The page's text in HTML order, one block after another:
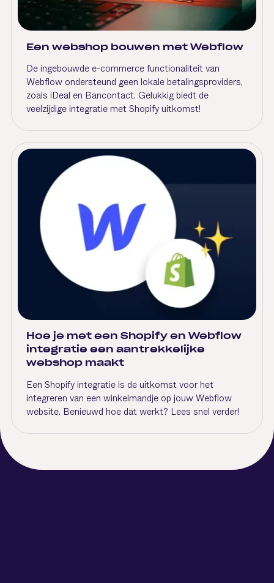
Een webshop bouwen met Webflow
De ingebouwde e-commerce functionaliteit van
Webflow ondersteund geen lokale betalingsproviders,
zoals iDeal en Bancontact. Gelukkig biedt de
veelzijdige integratie met Shopify uitkomst!
Hoe je met een Shopify en Webflow
integratie een aantrekkelijke
webshop maakt
Een Shopify integratie is de uitkomst voor het
integreren van een winkelmandje op jouw Webflow
website. Benieuwd hoe dat werkt? Lees snel verder!